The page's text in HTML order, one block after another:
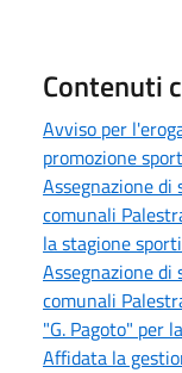
Contenuti
Avviso per
promozione
Assegnazione
comunali
la stagione
Assegnazione
comunali
"G. Pagoto" per
Affidata la